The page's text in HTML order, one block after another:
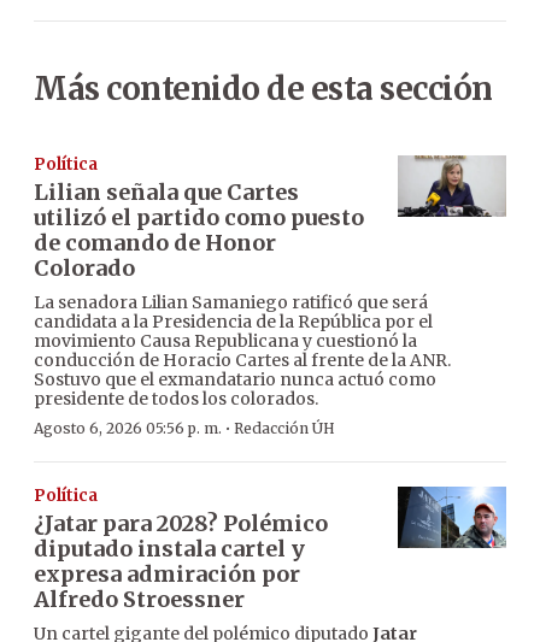
Más contenido de esta sección
Política
Lilian señala que Cartes
utilizó el partido como puesto
de comando de Honor
Colorado
La senadora Lilian Samaniego ratificó que será
candidata a la Presidencia de la República por el
movimiento Causa Republicana y cuestionó la
conducción de Horacio Cartes al frente de la ANR.
Sostuvo que el exmandatario nunca actuó como
presidente de todos los colorados.
Agosto 6, 2026 05:56 p. m. · Redacción ÚH
Política
¿Jatar para 2028? Polémico
diputado instala cartel y
expresa admiración por
Alfredo Stroessner
Un cartel gigante del polémico diputado Jatar